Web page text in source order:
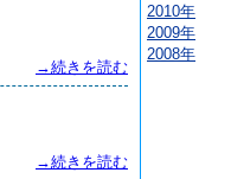
→続きを読む
→続きを読む
2010年
2009年
2008年